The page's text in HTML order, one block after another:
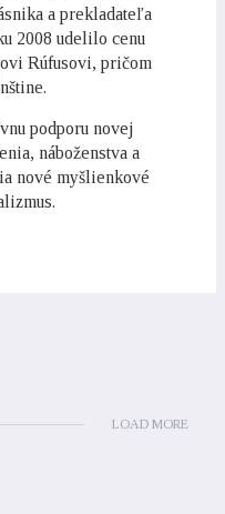
a prekladateľa
2008 udelilo cenu
Rúfusovi, pričom
podporu novej
náboženstva a
nové myšlienkové
LOAD MORE